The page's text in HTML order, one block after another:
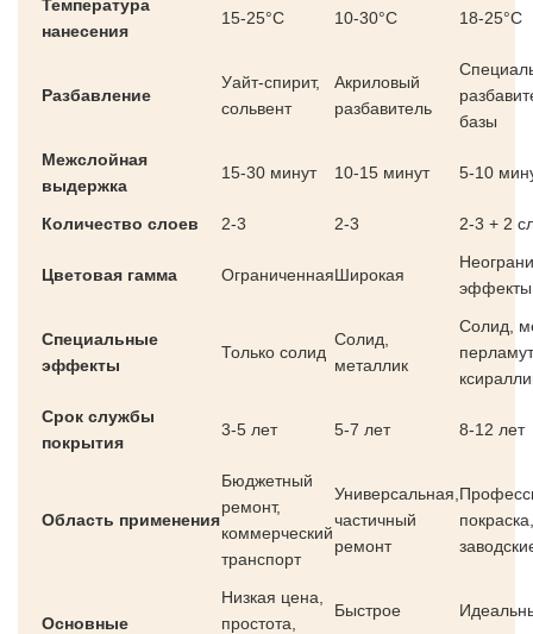
Температура
нанесения
15-25°C 10-30°C 18-25°C
Разбавление
Уайт-спирит,
сольвент
Акриловый
разбавитель
базы
Межслойная
выдержка
15-30 минут 10-15 минут 5-10
Количество слоев 2-3 2-3 2-3 + 2
Цветовая гамма ОграниченнаяШирокая
эффекты
Специальные
эффекты
Только солид
Солид,
металлик
Солид,
Срок службы
покрытия
3-5 лет 5-7 лет 8-12 лет
Область применения
Бюджетный
ремонт,
коммерческий
транспорт
Универсальная,
частичный
ремонт
покраска,
Основные
Низкая цена,
простота,
Быстрое